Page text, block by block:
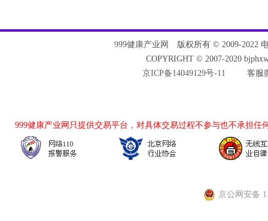
999健康产业网
版权所有 © 2009-2022 电
COPYRIGHT © 2007-2020
京ICP备14049129号-11
客服
999健康产业网 只提供交易平台，对具体交易过程不参与也不承担
京公网安备